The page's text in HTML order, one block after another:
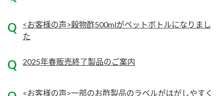
業務用サイト
<お客様の声>穀物酢500mlがペットボトルになりまし
た
2025年春販売終了製品のご案内
<お客様の声>一部のお酢製品のラベルがはがしやすく